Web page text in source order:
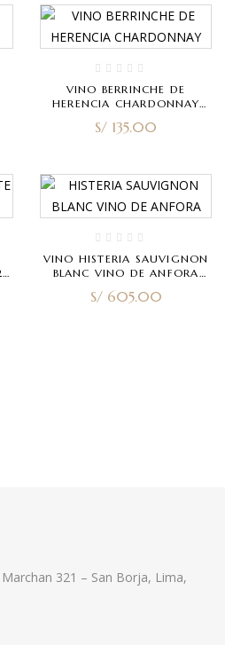
VINO BERRINCHE DE
HERENCIA CHARDONNAY
S/ 135.00
VINO HISTERIA SAUVIGNON
BLANC VINO DE ANFORA
2021 750ML
S/605.00
Marchan 321 – San Borja, Lima,